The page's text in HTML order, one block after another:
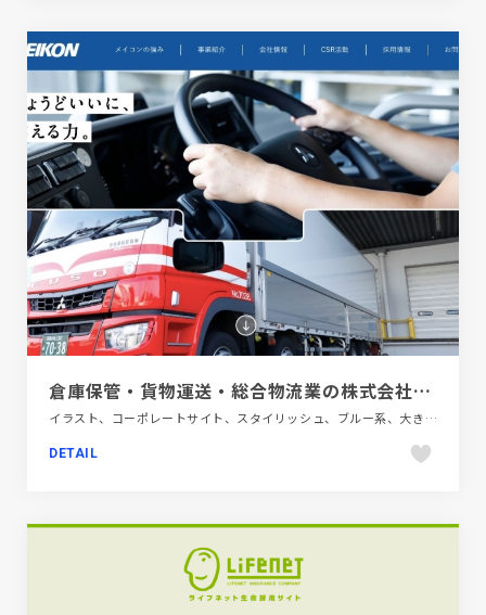
倉庫保管・貨物運送・総合物流業の株式会社メイコン
イラスト、コーポレートサイト、スタイリッシュ、ブルー系、大きめ写真、新卒・中途採用サイト、自動車・乗り物・交通
DETAIL